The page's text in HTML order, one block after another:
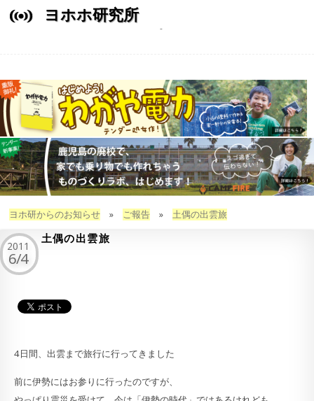
ヨホホ研究所
ヨホ研からのお知らせ» ご報告» 土偶の出雲旅
土偶の出雲旅
2011
6/4
4日間、出雲まで旅行に行ってきました
前に伊勢にはお参りに行ったのですが、